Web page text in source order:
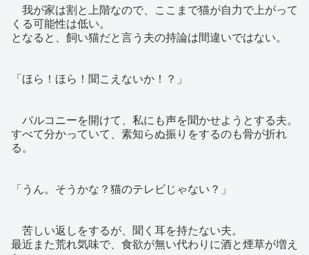
我が家は割と上階なので、ここまで猫が自力で上がって
くる可能性は低い。
となると、飼い猫だと言う夫の持論は間違いではない。
「ほら！ほら！聞こえないか！？」
バルコニーを開けて、私にも声を聞かせようとする夫。
すべて分かっていて、素知らぬ振りをするのも骨が折れ
る。
「うん。そうかな？猫のテレビじゃない？」
苦しい返しをするが、聞く耳を持たない夫。
最近また荒れ気味で、食欲が無い代わりに酒と煙草が増え